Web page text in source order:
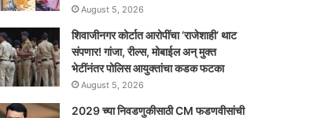
August 5, 2026
शिवाजीनगर कोर्टात आरोपींचा ‘राजेशाही’ थाट
संपणार! गांजा, रील्स, मोबाईल अन् मुक्त
भेटींनंतर पोलिस आयुक्तांचा कडक फटका
August 5, 2026
2029 च्या निवडणुकीसाठी CM फडणवीसांची